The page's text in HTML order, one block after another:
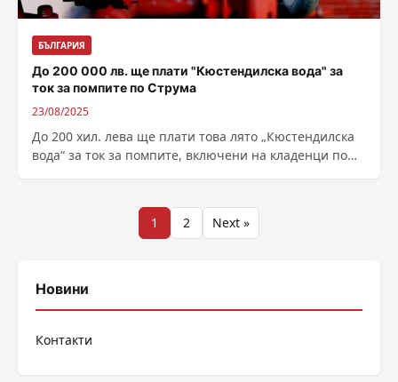
БЪЛГАРИЯ
До 200 000 лв. ще плати "Кюстендилска вода" за
ток за помпите по Струма
23/08/2025
До 200 хил. лева ще плати това лято „Кюстендилска
вода“ за ток за помпите, включени на кладенци по
публикациите
1 2 Next »
Новини
Контакти